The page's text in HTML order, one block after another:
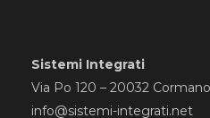
Sistemi Integrati
Via Po 120 – 20032 Cormano
info@sistemi-integrati.net